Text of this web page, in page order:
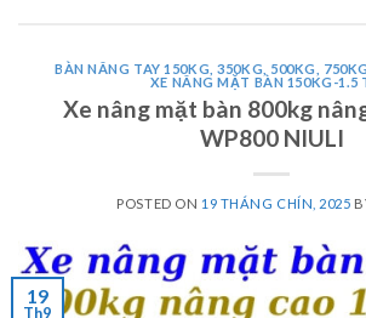
BÀN NÂNG TAY 150KG, 350KG, 500KG,
XE NÂNG MẶT BÀN 150KG-1.5
Xe nâng mặt bàn 800kg
WP800 NIULI
POSTED ON 19 THÁNG CHÍN, 2025
19
Th9